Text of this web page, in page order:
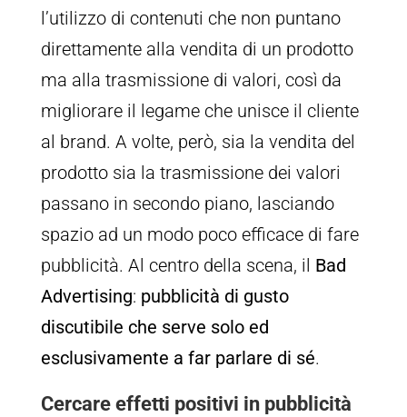
l’utilizzo di contenuti che non puntano
direttamente alla vendita di un prodotto
ma alla trasmissione di valori, così da
migliorare il legame che unisce il cliente
al brand. A volte, però, sia la vendita del
prodotto sia la trasmissione dei valori
passano in secondo piano, lasciando
spazio ad un modo poco efficace di fare
pubblicità. Al centro della scena, il Bad
Advertising: pubblicità di gusto
discutibile che serve solo ed
esclusivamente a far parlare di sé.
Cercare effetti positivi in pubblicità